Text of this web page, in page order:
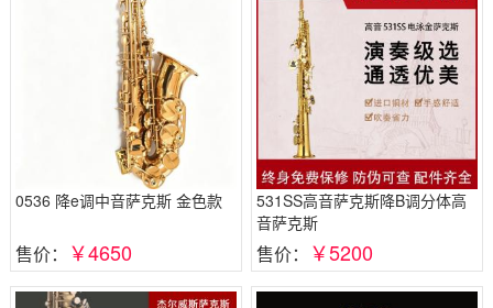
0536 降e调中音萨克斯 金色款
售价： ￥4650
531SS高音萨克斯降B调分体高
音萨克斯
售价： ￥5200